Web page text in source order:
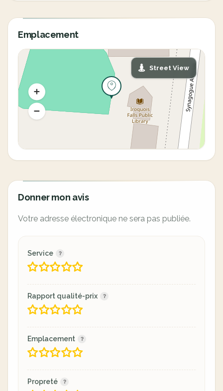
Emplacement
Street View
Donner mon avis
Votre adresse électronique ne sera pas publiée.
Service
Rapport qualité-prix
Emplacement
Propreté